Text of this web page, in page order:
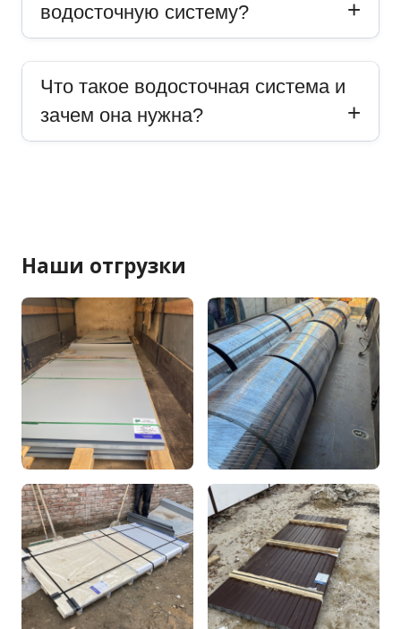
водосточную систему?
Что такое водосточная система и
зачем она нужна?
Наши отгрузки